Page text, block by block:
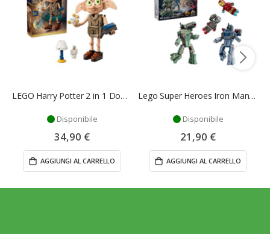
LEGO Harry Potter 2 in 1 Dobby l’Elfo Libero 379 Pezzi
Disponibile
34,90 €
AGGIUNGI AL CARRELLO
Lego Super Heroes Iron Man Contro I Droni - Lego
Disponibile
21,90 €
AGGIUNGI AL CARRELLO